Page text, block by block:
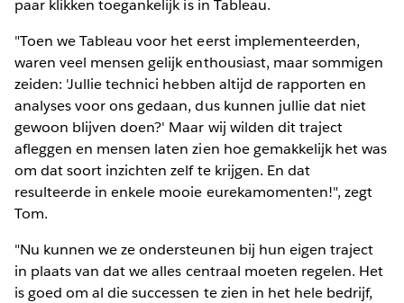
paar klikken toegankelijk is in Tableau.
"Toen we Tableau voor het eerst implementeerden,
waren veel mensen gelijk enthousiast, maar sommigen
zeiden: 'Jullie technici hebben altijd de rapporten en
analyses voor ons gedaan, dus kunnen jullie dat niet
gewoon blijven doen?' Maar wij wilden dit traject
afleggen en mensen laten zien hoe gemakkelijk het was
om dat soort inzichten zelf te krijgen. En dat
resulteerde in enkele mooie eurekamomenten!", zegt
Tom.
"Nu kunnen we ze ondersteunen bij hun eigen traject
in plaats van dat we alles centraal moeten regelen. Het
is goed om al die successen te zien in het hele bedrijf,